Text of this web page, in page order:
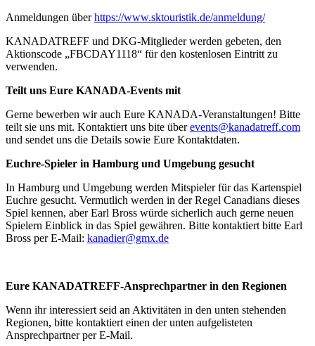
Anmeldungen überhttps://www.sktouristik.de/anmeldung/
KANADATREFF und DKG-Mitglieder werden gebeten, den
Aktionscode „FBCDAY1118“ für den kostenlosen Eintritt zu
verwenden.
Teilt uns Eure KANADA-Events mit
Gerne bewerben wir auch Eure KANADA-Veranstaltungen! Bitte
teilt sie uns mit. Kontaktiert uns bite überevents@kanadatreff.com
und sendet uns die Details sowie Eure Kontaktdaten.
Euchre-Spieler in Hamburg und Umgebung gesucht
In Hamburg und Umgebung werden Mitspieler für das Kartenspiel
Euchre gesucht. Vermutlich werden in der Regel Canadians dieses
Spiel kennen, aber Earl Bross würde sicherlich auch gerne neuen
Spielern Einblick in das Spiel gewähren. Bitte kontaktiert bitte Earl
Bross per E-Mail: kanadier@gmx.de
Eure KANADATREFF-Ansprechpartner in den Regionen
Wenn ihr interessiert seid an Aktivitäten in den unten stehenden
Regionen, bitte kontaktiert einen der unten aufgelisteten
Ansprechpartner per E-Mail.